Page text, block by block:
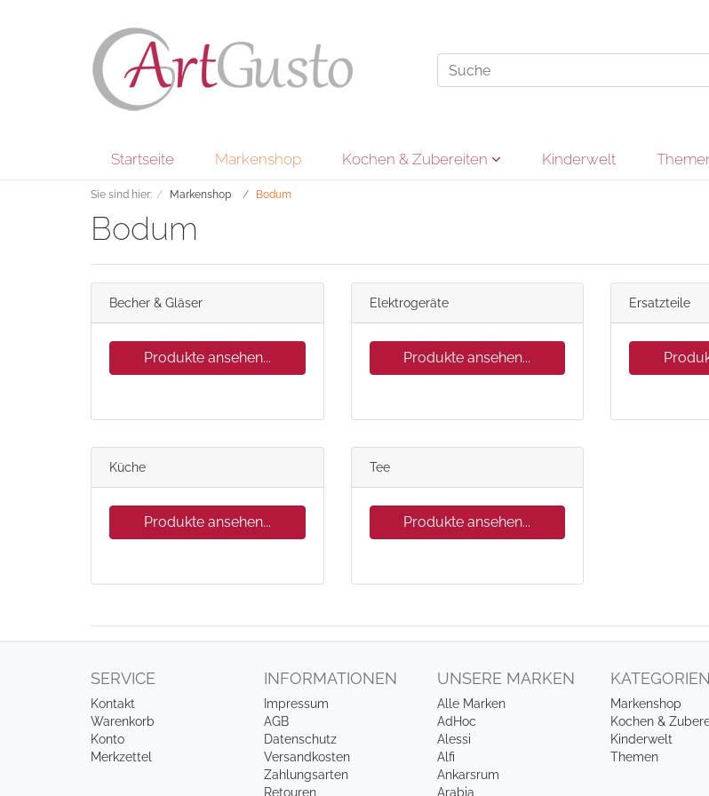
Startseite Markenshop Kochen & Zubereiten Kinderwelt
Sie sind hier: Markenshop Bodum
Bodum
Becher & Gläser
Produkte ansehen...
Elektrogeräte
Produkte ansehen...
Ersatzteile
Küche
Produkte ansehen...
Tee
Produkte ansehen...
SERVICE
Kontakt
Warenkorb
Konto
Merkzettel
INFORMATIONEN
Impressum
AGB
Datenschutz
Versandkosten
Zahlungsarten
Retouren
UNSERE MARKEN
Alle Marken
AdHoc
Alessi
Alfi
Ankarsrum
Arabia
KATEGORIEN
Markenshop
Kochen &
Kinderwelt
Themen